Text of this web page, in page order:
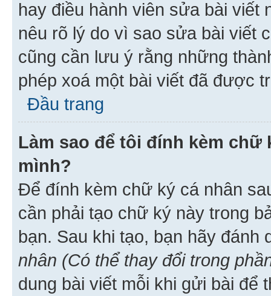
hay điều hành viên sửa bài viết
nêu rõ lý do vì sao sửa bài viết
cũng cần lưu ý rằng những
phép xoá một bài viết đã được
Đầu trang
Làm sao để tôi đính kèm chữ
mình?
Để đính kèm chữ ký cá nhân
cần phải tạo chữ ký này trong
bạn. Sau khi tạo, bạn hãy
nhân (Có thể thay đổi trong
dung bài viết mỗi khi gửi bài để